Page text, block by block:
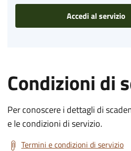
Accedi al servizio
Condizioni di
Per conoscere i dettagli di
e le condizioni di servizio.
Termini e condizioni di servizio